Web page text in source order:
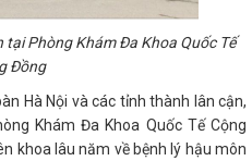
Phòng Khám Đa Khoa Quốc Tế
Đồng
Hà Nội và các tỉnh thành lân cận,
Khám Đa Khoa Quốc Tế Cộng
khoa lâu năm về bệnh lý hậu môn